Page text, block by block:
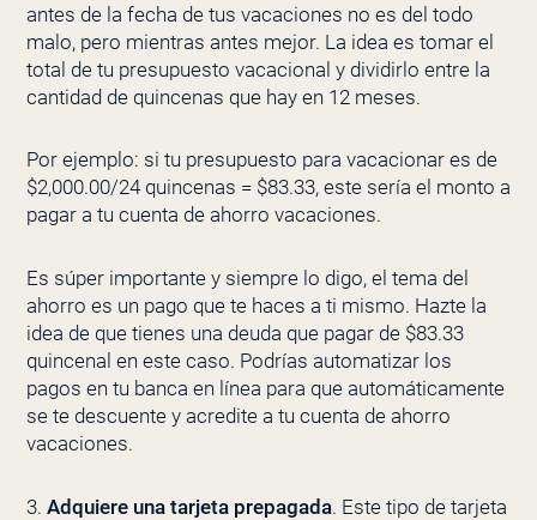
antes de la fecha de tus vacaciones no es del todo
malo, pero mientras antes mejor. La idea es tomar el
total de tu presupuesto vacacional y dividirlo entre la
cantidad de quincenas que hay en 12 meses.
Por ejemplo: si tu presupuesto para vacacionar es de
$2,000.00/24 quincenas = $83.33, este sería el monto a
pagar a tu cuenta de ahorro vacaciones.
Es súper importante y siempre lo digo, el tema del
ahorro es un pago que te haces a ti mismo. Hazte la
idea de que tienes una deuda que pagar de $83.33
quincenal en este caso. Podrías automatizar los
pagos en tu banca en línea para que automáticamente
se te descuente y acredite a tu cuenta de ahorro
vacaciones.
3. Adquiere una tarjeta prepagada. Este tipo de tarjeta